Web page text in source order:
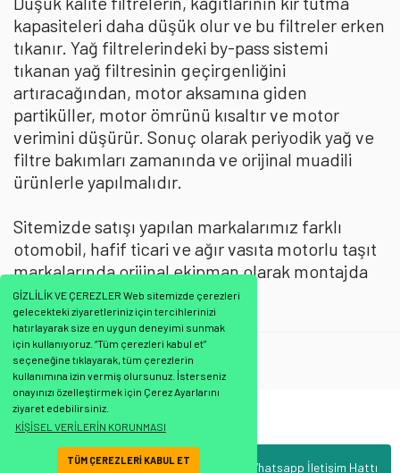
GİZLİLİK VE ÇEREZLER Web sitemizde çerezleri
gelecekteki ziyaretleriniz için tercihlerinizi
hatırlayarak size en uygun deneyimi sunmak
için kullanıyoruz. “Tüm çerezleri kabul et”
seçeneğine tıklayarak, tüm çerezlerin
kullanımına izin vermiş olursunuz. İsterseniz
onayınızı özelleştirmek için Çerez Ayarlarını
ziyaret edebilirsiniz.
KİŞİSEL VERİLERİN KORUNMASI
TÜM ÇEREZLERİ KABUL ET Whatsapp İletişim Hattı
kapasiteleri daha düşük olur ve bu filtreler erken
tıkanır. Yağ filtrelerindeki by-pass sistemi
tıkanan yağ filtresinin geçirgenliğini
artıracağından, motor aksamına giden
partiküller, motor ömrünü kısaltır ve motor
verimini düşürür. Sonuç olarak periyodik yağ ve
filtre bakımları zamanında ve orijinal muadili
ürünlerle yapılmalıdır.
Sitemizde satışı yapılan markalarımız farklı
otomobil, hafif ticari ve ağır vasıta motorlu taşıt
markalarında orijinal ekipman olarak montajda
kullanılmaktadır.
Mann Filtre : Yağ Filtresi
Bu ürüne ilk yorumu siz yapın!
Bu ürünün fiyat bilgisi, resim, ürün açıklamalarında ve diğer konularda
yetersiz gördüğünüz noktaları öneri formunu kullanarak tarafımıza
iletebilirsiniz.